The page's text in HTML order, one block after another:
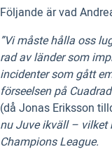
Följande är vad
”Vi måste hålla oss
rad av länder som
incidenter som gått
förseelsen på
(då Jonas Eriksson
nu Juve ikväll – vilket
Champions League.